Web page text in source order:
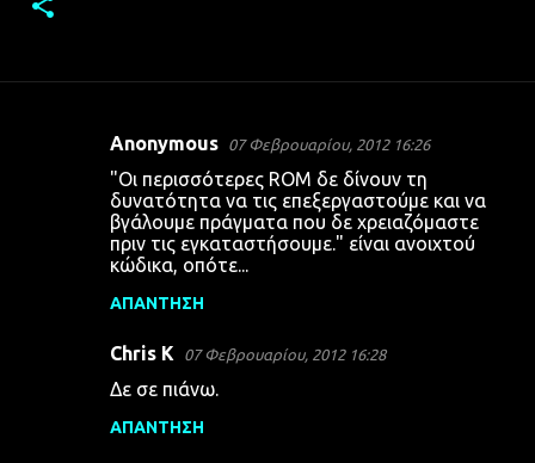
Anonymous 07 Φεβρουαρίου, 2012 16:26
"Οι περισσότερες ROM δε δίνουν τη
δυνατότητα να τις επεξεργαστούμε και να
βγάλουμε πράγματα που δε χρειαζόμαστε
πριν τις εγκαταστήσουμε." είναι ανοιχτού
κώδικα, οπότε...
ΑΠΆΝΤΗΣΗ
Chris K 07 Φεβρουαρίου, 2012 16:28
Δε σε πιάνω.
ΑΠΆΝΤΗΣΗ